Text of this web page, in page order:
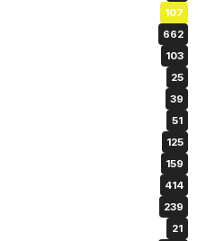
107
662
103
25
39
51
125
159
414
239
21